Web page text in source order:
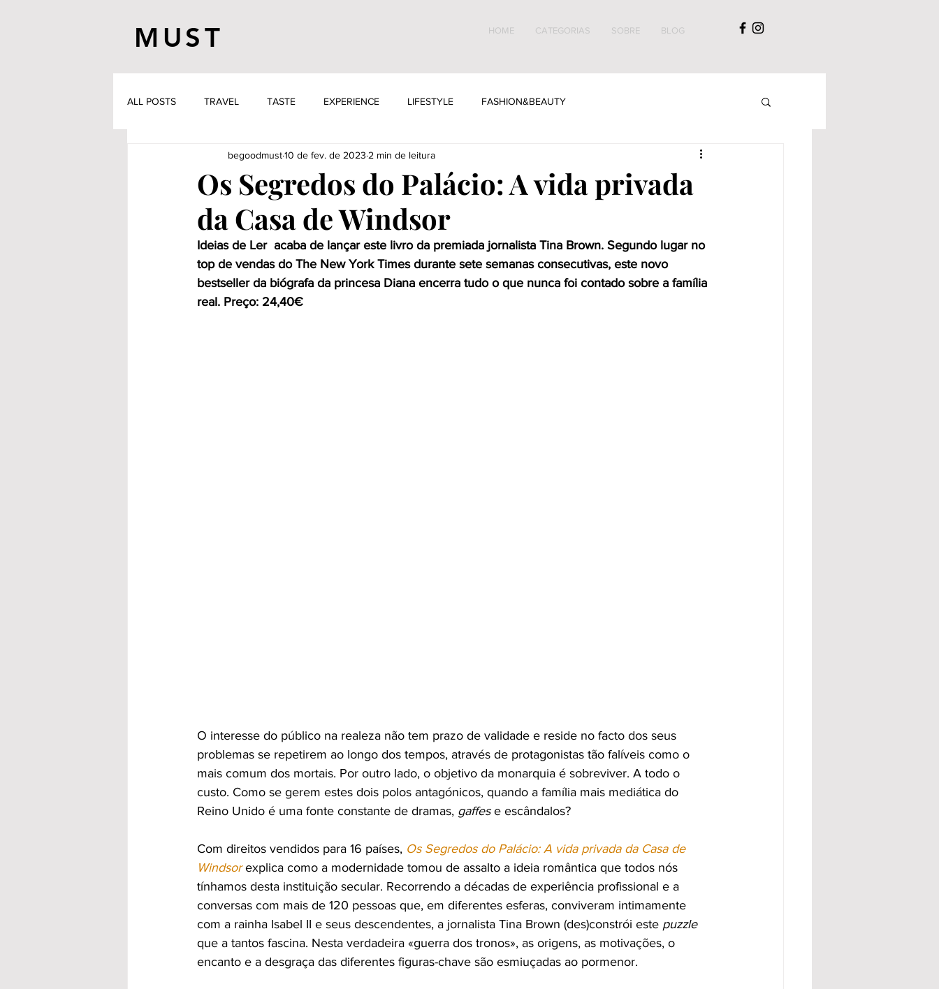
MUST HOME CATEGORIAS SOBRE BLOG
ALL POSTS TRAVEL TASTE EXPERIENCE LIFESTYLE FASHION&BEAUTY
Os Segredos do Palácio: A vida privada
da Casa de Windsor
begoodmust10 de fev. de 2023 2 min de leitura
Ideias de Ler  acaba de lançar este livro da premiada jornalista Tina Brown. Segundo lugar no
top de vendas do The New York Times durante sete semanas consecutivas, este novo
bestseller da biógrafa da princesa Diana encerra tudo o que nunca foi contado sobre a família
real. Preço: 24,40€
O interesse do público na realeza não tem prazo de validade e reside no facto dos seus
problemas se repetirem ao longo dos tempos, através de protagonistas tão falíveis como o
mais comum dos mortais. Por outro lado, o objetivo da monarquia é sobreviver. A todo o
custo. Como se gerem estes dois polos antagónicos, quando a família mais mediática do
Reino Unido é uma fonte constante de dramas, gaffes e escândalos?
Com direitos vendidos para 16 países, Os Segredos do Palácio: A vida privada da Casa de
Windsor explica como a modernidade tomou de assalto a ideia romântica que todos nós
tínhamos desta instituição secular. Recorrendo a décadas de experiência profissional e a
conversas com mais de 120 pessoas que, em diferentes esferas, conviveram intimamente
com a rainha Isabel II e seus descendentes, a jornalista Tina Brown (des)constrói este puzzle
que a tantos fascina. Nesta verdadeira «guerra dos tronos», as origens, as motivações, o
encanto e a desgraça das diferentes figuras-chave são esmiuçadas ao pormenor.